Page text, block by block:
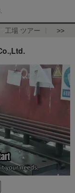
い て
工場 ツアー >>